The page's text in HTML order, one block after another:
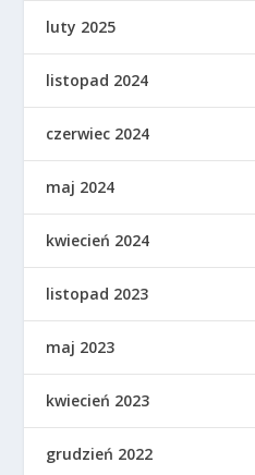
luty 2025
listopad 2024
czerwiec 2024
maj 2024
kwiecień 2024
listopad 2023
maj 2023
kwiecień 2023
grudzień 2022